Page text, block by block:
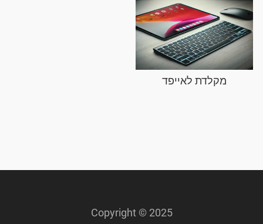
מקלדת לאייפד
Copyright © 2025